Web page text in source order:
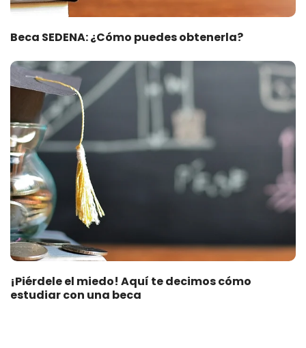
Beca SEDENA: ¿Cómo puedes obtenerla?
¡Piérdele el miedo! Aquí te decimos cómo
estudiar con una beca